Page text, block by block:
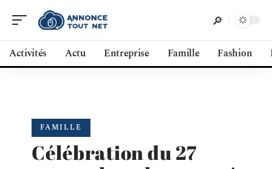
Activités Actu Entreprise Famille Fashion
FAMILLE
Célébration du 27